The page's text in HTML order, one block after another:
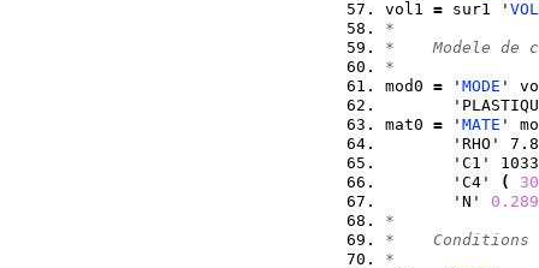
vol1 = sur1 '
*
*    Modele de
*
mod0 = ' MODE '
mat0 = ' MATE '
'RHO'
'C1'
       'C4'
(
       'N'
0.289
*
*
*